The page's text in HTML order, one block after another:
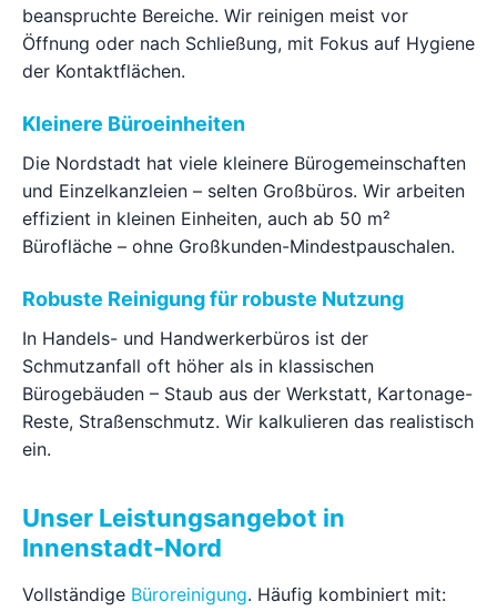
beanspruchte Bereiche. Wir reinigen meist vor
Öffnung oder nach Schließung, mit Fokus auf Hygiene
der Kontaktflächen.
Kleinere Büroeinheiten
Die Nordstadt hat viele kleinere Bürogemeinschaften
und Einzelkanzleien – selten Großbüros. Wir arbeiten
effizient in kleinen Einheiten, auch ab 50 m²
Bürofläche – ohne Großkunden-Mindestpauschalen.
Robuste Reinigung für robuste Nutzung
In Handels- und Handwerkerbüros ist der
Schmutzanfall oft höher als in klassischen
Bürogebäuden – Staub aus der Werkstatt, Kartonage-
Reste, Straßenschmutz. Wir kalkulieren das realistisch
ein.
Unser Leistungsangebot in
Innenstadt-Nord
Vollständige Büroreinigung. Häufig kombiniert mit: